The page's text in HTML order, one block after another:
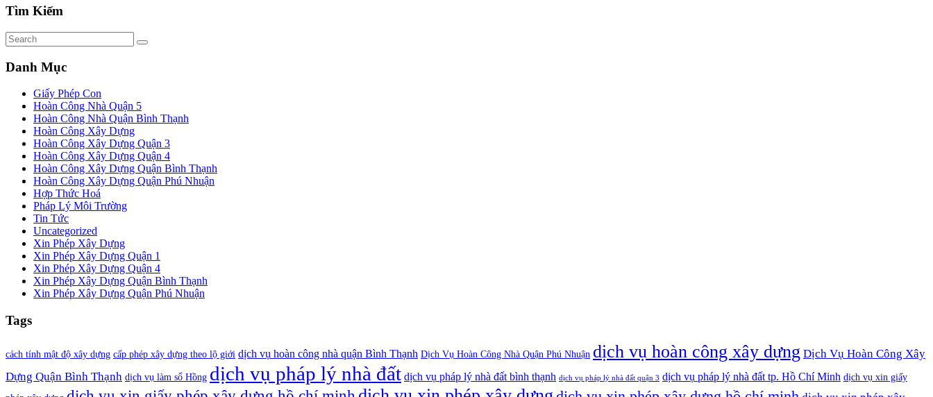
Tìm Kiếm
Danh Mục
Giấy Phép Con
Hoàn Công Nhà Quận 5
Hoàn Công Nhà Quận Bình Thạnh
Hoàn Công Xây Dựng
Hoàn Công Xây Dựng Quận 3
Hoàn Công Xây Dựng Quận 4
Hoàn Công Xây Dựng Quận Bình Thạnh
Hoàn Công Xây Dựng Quận Phú Nhuận
Hợp Thức Hoá
Pháp Lý Môi Trường
Tin Tức
Uncategorized
Xin Phép Xây Dựng
Xin Phép Xây Dựng Quận 1
Xin Phép Xây Dựng Quận 4
Xin Phép Xây Dựng Quận Bình Thạnh
Xin Phép Xây Dựng Quận Phú Nhuận
Tags
cách tính mật độ xây dựng cấp phép xây dựng theo lộ giới dịch vụ hoàn công nhà quận Bình Thạnh Dịch Vụ Hoàn Công Nhà Quận Phú Nhuận dịch vụ hoàn công xây dựng Dịch Vụ Hoàn Công Xây
Dựng Quận Bình Thạnh dịch vụ làm sổ Hồng dịch vụ pháp lý nhà đất dịch vụ pháp lý nhà đất bình thạnh dịch vụ pháp lý nhà đất quận 3 dịch vụ pháp lý nhà đất tp. Hồ Chí Minh dịch vụ xin giấy